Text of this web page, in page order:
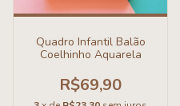
Quadro Infantil Balão
Coelhinho Aquarela
R$69,90